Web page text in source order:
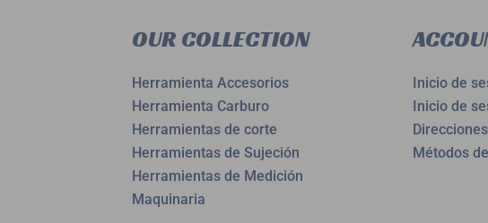
OUR COLLECTION
Herramienta Accesorios
Herramienta Carburo
Herramientas de corte
Herramientas de Sujeción
Herramientas de Medición
Maquinaria
Inicio de
Inicio de
Direcciones
Métodos